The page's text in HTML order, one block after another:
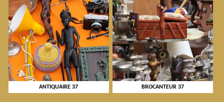
ANTIQUAIRE 37 BROCANTEUR 37